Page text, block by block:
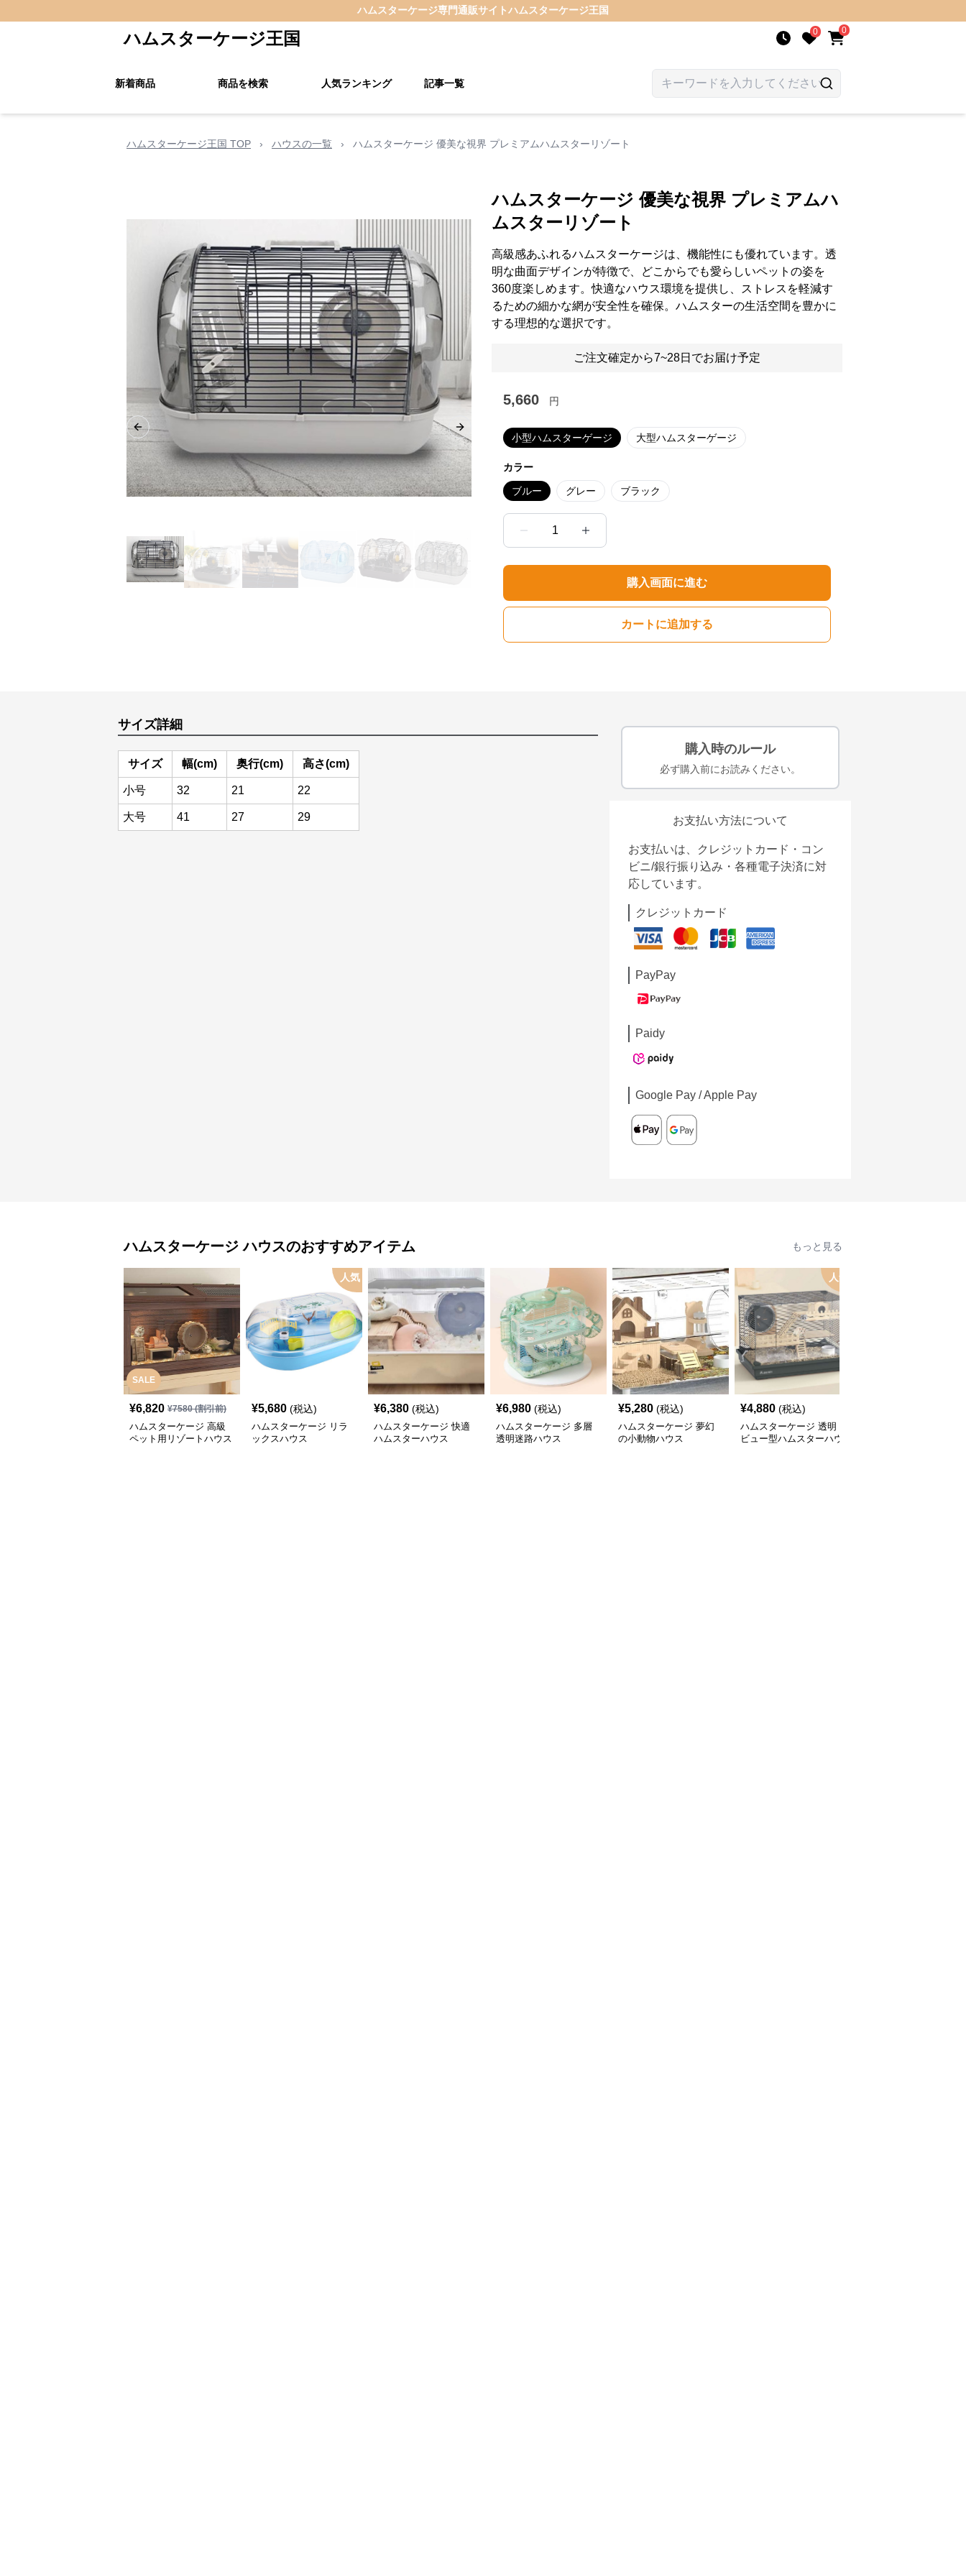
ハムスターケージ専門通販サイトハムスターケージ王国
ハムスターケージ王国 0 0
新着商品 商品を検索 人気ランキング 記事一覧
ハムスターケージ王国 TOP › ハウスの一覧 › ハムスターケージ 優美な視界 プレミアムハムスターリゾート
Previous slide Next slide
ハムスターケージ 優美な視界 プレミアムハ
ムスターリゾート
高級感あふれるハムスターケージは、機能性にも優れています。透
明な曲面デザインが特徴で、どこからでも愛らしいペットの姿を
360度楽しめます。快適なハウス環境を提供し、ストレスを軽減す
るための細かな網が安全性を確保。ハムスターの生活空間を豊かに
する理想的な選択です。
ご注文確定から7~28日でお届け予定
5,660 円
小型ハムスターゲージ 大型ハムスターゲージ
カラー
ブルー グレー ブラック
1
購入画面に進む
カートに追加する
サイズ詳細
サイズ 幅(cm) 奥行(cm) 高さ(cm)
小号 32 21 22
大号 41 27 29
購入時のルール
必ず購入前にお読みください。
お支払い方法について
お支払いは、クレジットカード・コン
ビニ/銀行振り込み・各種電子決済に対
応しています。
クレジットカード
PayPay
Paidy
Google Pay / Apple Pay
ハムスターケージ ハウスのおすすめアイテム もっと見る
SALE
¥6,820 ¥7580(割引前)
ハムスターケージ 高級
ペット用リゾートハウス
人気
¥5,680 (税込)
ハムスターケージ リラ
ックスハウス
¥6,380 (税込)
ハムスターケージ 快適
ハムスターハウス
¥6,980 (税込)
ハムスターケージ 多層
透明迷路ハウス
¥5,280 (税込)
ハムスターケージ 夢幻
の小動物ハウス
人気
¥4,880 (税込)
ハムスターケージ 透明
ビュー型ハムスターハウ